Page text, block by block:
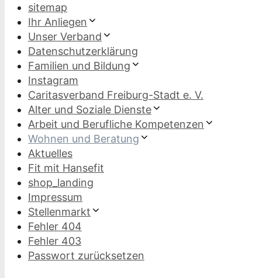
sitemap
Ihr Anliegen
Unser Verband
Datenschutzerklärung
Familien und Bildung
Instagram
Caritasverband Freiburg-Stadt e. V.
Alter und Soziale Dienste
Arbeit und Berufliche Kompetenzen
Wohnen und Beratung
Aktuelles
Fit mit Hansefit
shop_landing
Impressum
Stellenmarkt
Fehler 404
Fehler 403
Passwort zurücksetzen